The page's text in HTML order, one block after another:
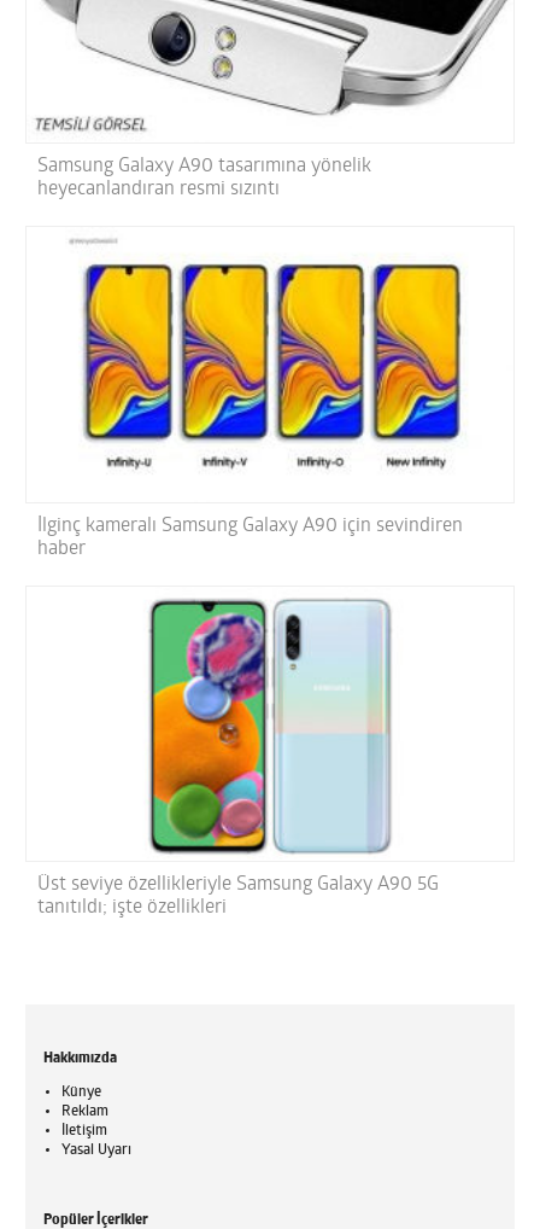
Samsung Galaxy A90 tasarımına yönelik
heyecanlandıran resmi sızıntı
İlginç kameralı Samsung Galaxy A90 için sevindiren
haber
Üst seviye özellikleriyle Samsung Galaxy A90 5G
tanıtıldı; işte özellikleri
Hakkımızda
Künye
Reklam
İletişim
Yasal Uyarı
Popüler İçerikler